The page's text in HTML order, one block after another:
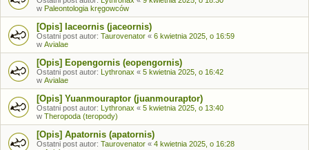
w Paleontologia kręgowców
[Opis] Iaceornis (jaceornis)
Ostatni post autor: Taurovenator « 6 kwietnia 2025, o 16:59
w Avialae
[Opis] Eopengornis (eopengornis)
Ostatni post autor: Lythronax « 5 kwietnia 2025, o 16:42
w Avialae
[Opis] Yuanmouraptor (juanmouraptor)
Ostatni post autor: Lythronax « 5 kwietnia 2025, o 13:40
w Theropoda (teropody)
[Opis] Apatornis (apatornis)
Ostatni post autor: Taurovenator « 4 kwietnia 2025, o 16:28